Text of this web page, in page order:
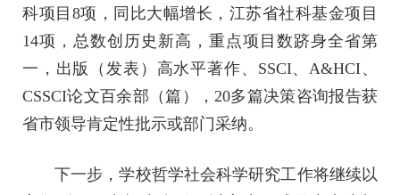
科项目8项，同比大幅增长，江苏省社科基金项目
14项，总数创历史新高，重点项目数跻身全省第
一，出版（发表）高水平著作、SSCI、A&HCI、
CSSCI论文百余部（篇），20多篇决策咨询报告获
省市领导肯定性批示或部门采纳。
下一步，学校哲学社会科学研究工作将继续以